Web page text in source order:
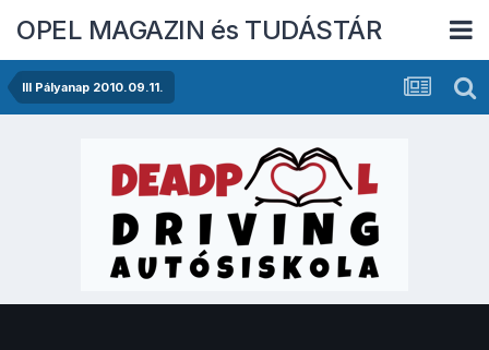
OPEL MAGAZIN és TUDÁSTÁR
III Pályanap 2010.09.11.